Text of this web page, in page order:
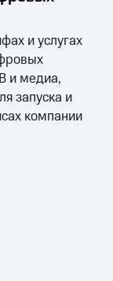
и услугах
и медиа,
запуска и
компании